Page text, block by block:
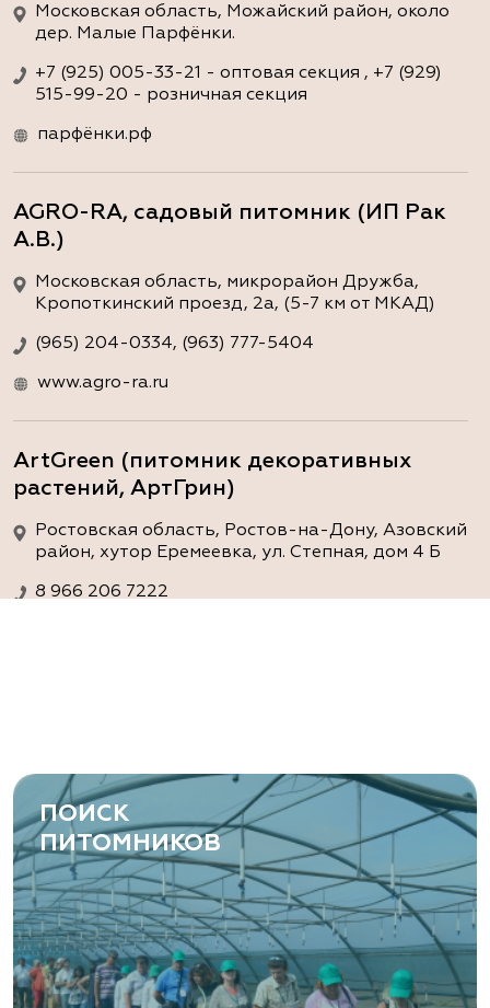
Московская область, Можайский район, около
дер. Малые Парфёнки.
+7 (925) 005-33-21 - оптовая секция , +7 (929)
515-99-20 - розничная секция
парфёнки.рф
AGRO-RA, садовый питомник (ИП Рак
А.В.)
Московская область, микрорайон Дружба,
Кропоткинский проезд, 2а, (5-7 км от МКАД)
(965) 204-0334, (963) 777-5404
www.agro-ra.ru
ArtGreen (питомник декоративных
растений, АртГрин)
Ростовская область, Ростов-на-Дону, Азовский
район, хутор Еремеевка, ул. Степная, дом 4 Б
8 966 206 7222
Ростовская область, Ростов-на-Дону,
Левобережная ул, дом № 37
8 966 206 7222
www.art-green.ru
Garden Group, ООО «Девелопмент
Груп»
ПОИСК
ПИТОМНИКОВ